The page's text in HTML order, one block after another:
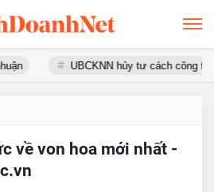
UBCKNN hủy tư cách công ty
về von hoa mới nhất -